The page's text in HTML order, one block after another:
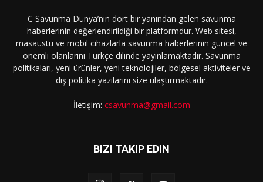
C Savunma Dünya’nın dört bir yanından gelen savunma
haberlerinin değerlendirildiği bir platformdur. Web sitesi,
masaüstü ve mobil cihazlarla savunma haberlerinin güncel ve
önemli olanlarını Türkçe dilinde yayınlamaktadır. Savunma
politikaları, yeni ürünler, yeni teknolojiler, bölgesel aktiviteler ve
dış politika yazılarını size ulaştırmaktadır.
İletişim: csavunma@gmail.com
BIZI TAKIP EDIN